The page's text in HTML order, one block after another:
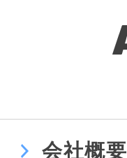
会社概要